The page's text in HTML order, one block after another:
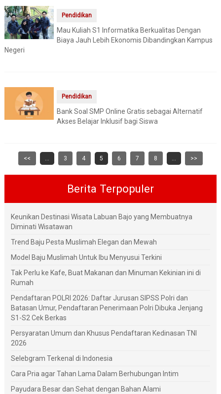
Pendidikan
Mau Kuliah S1 Informatika Berkualitas Dengan
Biaya Jauh Lebih Ekonomis Dibandingkan Kampus
Negeri
Pendidikan
Bank Soal SMP Online Gratis sebagai Alternatif
Akses Belajar Inklusif bagi Siswa
<< ... 3 4 5 6 7 8 ... >>
Berita Terpopuler
Keunikan Destinasi Wisata Labuan Bajo yang Membuatnya
Diminati Wisatawan
Trend Baju Pesta Muslimah Elegan dan Mewah
Model Baju Muslimah Untuk Ibu Menyusui Terkini
Tak Perlu ke Kafe, Buat Makanan dan Minuman Kekinian ini di
Rumah
Pendaftaran POLRI 2026: Daftar Jurusan SIPSS Polri dan
Batasan Umur, Pendaftaran Penerimaan Polri Dibuka Jenjang
S1-S2 Cek Berkas
Persyaratan Umum dan Khusus Pendaftaran Kedinasan TNI
2026
Selebgram Terkenal di Indonesia
Cara Pria agar Tahan Lama Dalam Berhubungan Intim
Payudara Besar dan Sehat dengan Bahan Alami